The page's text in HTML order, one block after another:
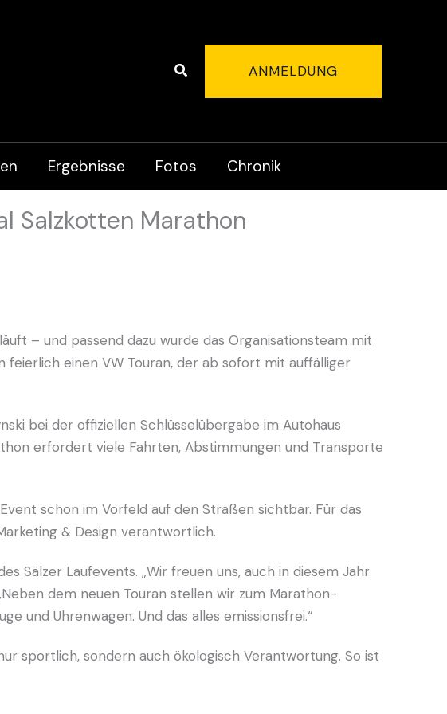
Suchen ANMELDUNG
Ergebnisse Fotos Chronik
Salzkotten Marathon
– und passend dazu wurde das Organisationsteam mit
einen VW Touran, der ab sofort mit auffälliger
bei der offiziellen Schlüsselübergabe im Autohaus
erfordert viele Fahrten, Abstimmungen und Transporte
schon im Vorfeld auf den Straßen sichtbar. Für das
& Design verantwortlich.
Sälzer Laufevents. „Wir freuen uns, auch in diesem Jahr
dem neuen Touran stellen wir zum Marathon-
und Uhrenwagen. Und das alles emissionsfrei.“
sportlich, sondern auch ökologisch Verantwortung. So ist